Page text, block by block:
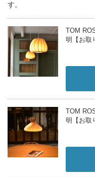
す。
TOM
明【お取
TOM
明【お取